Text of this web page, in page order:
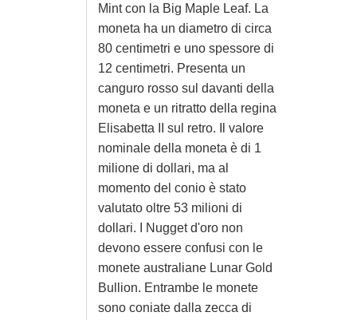
Mint con la Big Maple Leaf. La
moneta ha un diametro di circa
80 centimetri e uno spessore di
12 centimetri. Presenta un
canguro rosso sul davanti della
moneta e un ritratto della regina
Elisabetta II sul retro. Il valore
nominale della moneta è di 1
milione di dollari, ma al
momento del conio è stato
valutato oltre 53 milioni di
dollari. I Nugget d'oro non
devono essere confusi con le
monete australiane Lunar Gold
Bullion. Entrambe le monete
sono coniate dalla zecca di